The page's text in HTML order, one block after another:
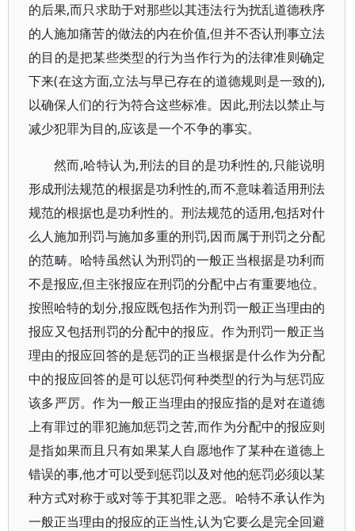
的后果,而只求助于对那些以其违法行为扰乱道德秩序
的人施加痛苦的做法的内在价值,但并不否认刑事立法
的目的是把某些类型的行为当作行为的法律准则确定
下来(在这方面,立法与早已存在的道德规则是一致的),
以确保人们的行为符合这些标准。因此,刑法以禁止与
减少犯罪为目的,应该是一个不争的事实。
然而,哈特认为,刑法的目的是功利性的,只能说明
形成刑法规范的根据是功利性的,而不意味着适用刑法
规范的根据也是功利性的。刑法规范的适用,包括对什
么人施加刑罚与施加多重的刑罚,因而属于刑罚之分配
的范畴。哈特虽然认为刑罚的一般正当根据是功利而
不是报应,但主张报应在刑罚的分配中占有重要地位。
按照哈特的划分,报应既包括作为刑罚一般正当理由的
报应又包括刑罚的分配中的报应。作为刑罚一般正当
理由的报应回答的是惩罚的正当根据是什么作为分配
中的报应回答的是可以惩罚何种类型的行为与惩罚应
该多严厉。作为一般正当理由的报应指的是对在道德
上有罪过的罪犯施加惩罚之苦,而作为分配中的报应则
是指如果而且只有如果某人自愿地作了某种在道德上
错误的事,他才可以受到惩罚以及对他的惩罚必须以某
种方式对称于或对等于其犯罪之恶。哈特不承认作为
一般正当理由的报应的正当性,认为它要么是完全回避